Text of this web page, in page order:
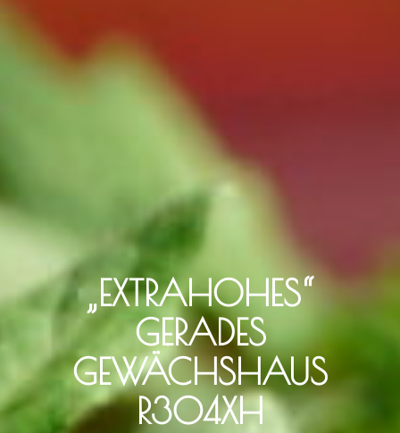
„EXTRAHOHES“
GERADES
GEWÄCHSHAUS
R304XH